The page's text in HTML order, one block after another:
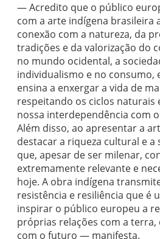
— Acredito que o público
com a arte indígena brasileira
conexão com a natureza, da
tradições e da valorização do
no mundo ocidental, a
individualismo e no consumo,
ensina a enxergar a vida de
respeitando os ciclos naturais
nossa interdependência com
Além disso, ao apresentar a
destacar a riqueza cultural e a
que, apesar de ser milenar,
extremamente relevante e
hoje. A obra indígena
resistência e resiliência que é
inspirar o público europeu a
próprias relações com a terra,
com o futuro — manifesta.